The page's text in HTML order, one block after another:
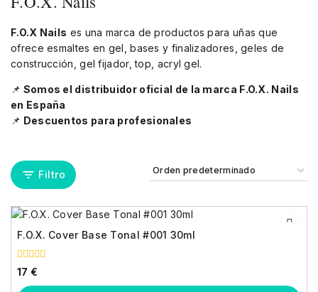
F.O.X Nails es una marca de productos para uñas que
ofrece esmaltes en gel, bases y finalizadores, geles de
construcción, gel fijador, top, acryl gel.
📌 Somos el distribuidor oficial de la marca F.O.X. Nails
en España
📌 Descuentos para profesionales
Filtro
F.O.X. Cover Base Tonal #001 30ml
0
fuera
de
17 €